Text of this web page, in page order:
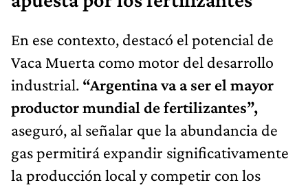
En ese contexto, destacó el potencial de
Vaca Muerta como motor del desarrollo
industrial. “Argentina va a ser el mayor
productor mundial de fertilizantes”,
aseguró, al señalar que la abundancia de
gas permitirá expandir significativamente
la producción local y competir con los